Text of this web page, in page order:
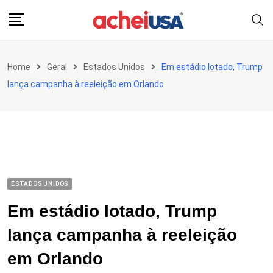
Home Geral Estados Unidos
Em estádio lotado, Trump
lança campanha à reeleição em Orlando
ESTADOS UNIDOS
Em estádio lotado, Trump
lança campanha à reeleição
em Orlando